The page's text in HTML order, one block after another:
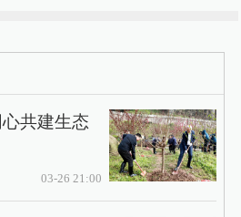
共建生态
03-26 21:00